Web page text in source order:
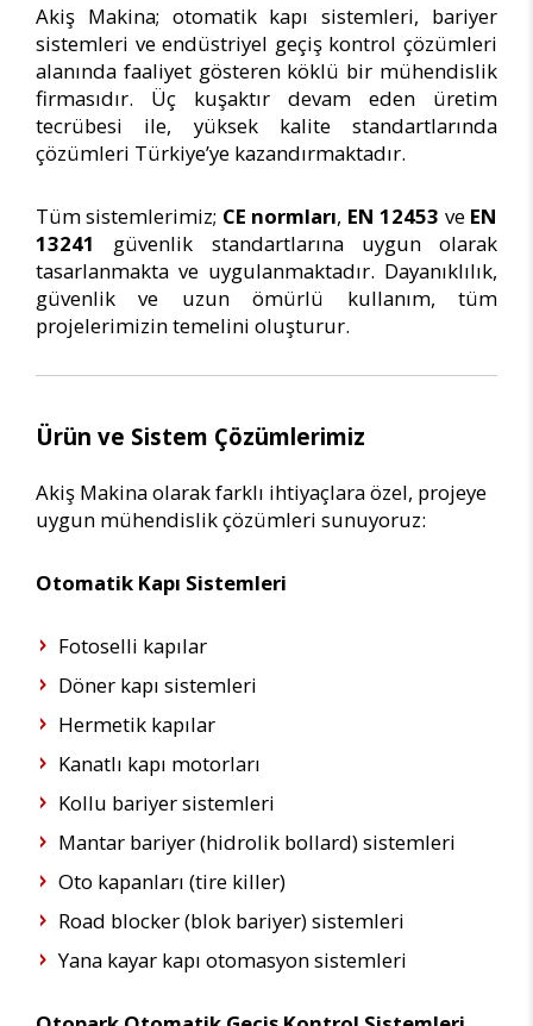
Akiş Makina; otomatik kapı sistemleri, bariyer
sistemleri ve endüstriyel geçiş kontrol çözümleri
alanında faaliyet gösteren köklü bir mühendislik
firmasıdır. Üç kuşaktır devam eden üretim
tecrübesi ile, yüksek kalite standartlarında
çözümleri Türkiye’ye kazandırmaktadır.
Tüm sistemlerimiz; CE normları, EN 12453 ve EN
13241
güvenlik standartlarına uygun olarak
tasarlanmakta ve uygulanmaktadır. Dayanıklılık,
güvenlik ve uzun ömürlü kullanım, tüm
projelerimizin temelini oluşturur.
Ürün ve Sistem Çözümlerimiz
Akiş Makina olarak farklı ihtiyaçlara özel, projeye
uygun mühendislik çözümleri sunuyoruz:
Otomatik Kapı Sistemleri
Fotoselli kapılar
Döner kapı sistemleri
Hermetik kapılar
Kanatlı kapı motorları
Kollu bariyer sistemleri
Mantar bariyer (hidrolik bollard) sistemleri
Oto kapanları (tire killer)
Road blocker (blok bariyer) sistemleri
Yana kayar kapı otomasyon sistemleri